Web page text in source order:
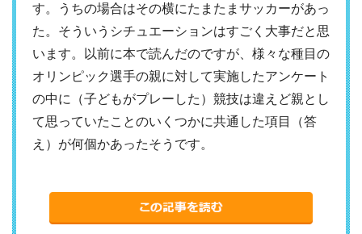
す。うちの場合はその横にたまたまサッカーがあっ
た。そういうシチュエーションはすごく大事だと思
います。以前に本で読んだのですが、様々な種目の
オリンピック選手の親に対して実施したアンケート
の中に（子どもがプレーした）競技は違えど親とし
て思っていたことのいくつかに共通した項目（答
え）が何個かあったそうです。